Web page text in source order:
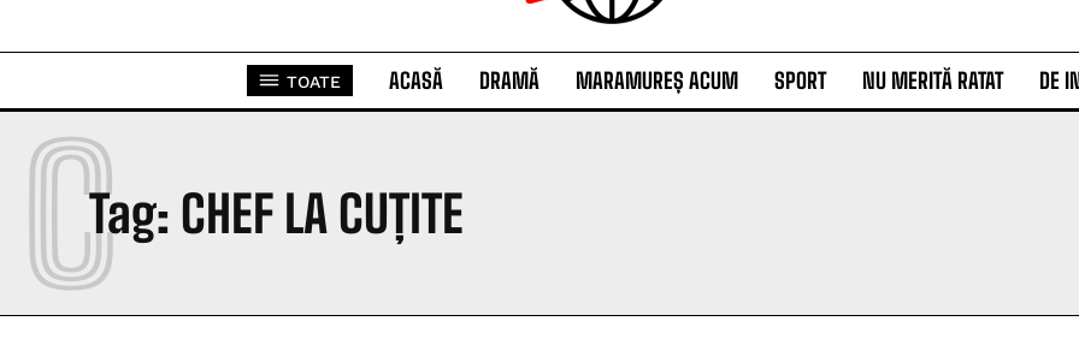
TOATE ACASĂ DRAMĂ MARAMUREȘ ACUM SPORT NU MERITĂ RATAT DE
Tag: CHEF LA CUȚITE
C